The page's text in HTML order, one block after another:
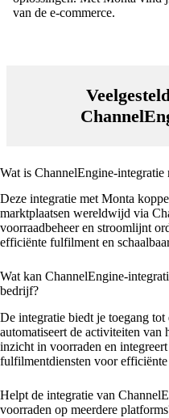
van de e-commerce.
Wat is ChannelEngine-integratie
Deze integratie met Monta
marktplaatsen wereldwijd via
voorraadbeheer en stroomlijnt
efficiënte fulfilment en
Wat kan ChannelEngine-
bedrijf?
De integratie biedt je toegang
automatiseert de activiteiten van
inzicht in voorraden en
fulfilmentdiensten voor
Helpt de integratie van
voorraden op meerdere